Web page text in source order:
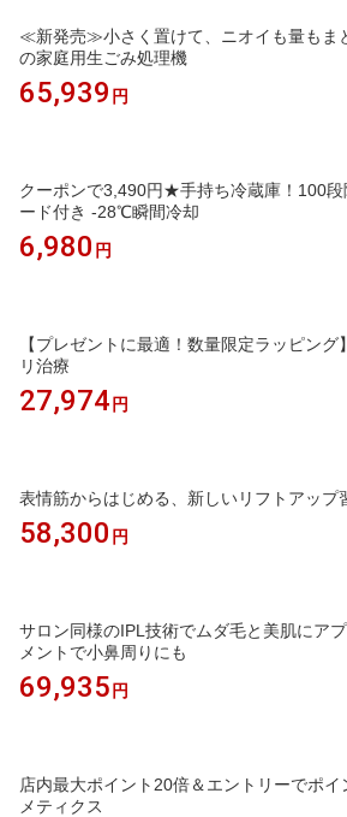
≪新発売≫小さく置けて、ニオイも量もま
の家庭用生ごみ処理機
65,939 円
クーポンで3,490円★手持ち冷蔵庫！100段
ード付き -28℃瞬間冷却
6,980 円
【プレゼントに最適！数量限定ラッピン
リ治療
27,974 円
表情筋からはじめる、新しいリフトアップ
58,300 円
サロン同様のIPL技術でムダ毛と美肌にア
メントで小鼻周りにも
69,935 円
店内最大ポイント20倍＆エントリーでポ
メティクス